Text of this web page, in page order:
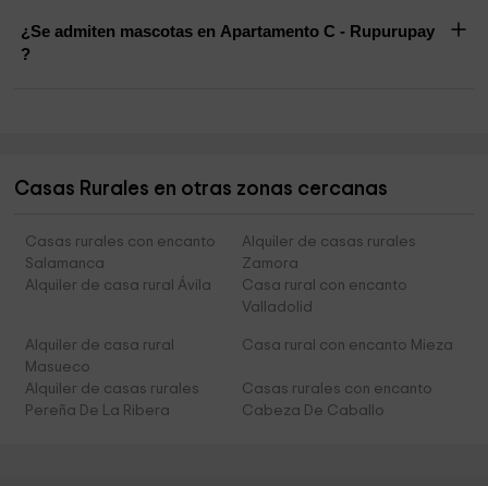
¿Se admiten mascotas en Apartamento C - Rupurupay
?
Casas Rurales en otras zonas cercanas
Casas rurales con encanto
Salamanca
Alquiler de casas rurales
Zamora
Alquiler de casa rural Ávila
Casa rural con encanto
Valladolid
Alquiler de casa rural
Masueco
Casa rural con encanto Mieza
Alquiler de casas rurales
Pereña De La Ribera
Casas rurales con encanto
Cabeza De Caballo